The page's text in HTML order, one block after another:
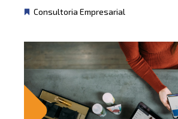
Consultoria Empresarial